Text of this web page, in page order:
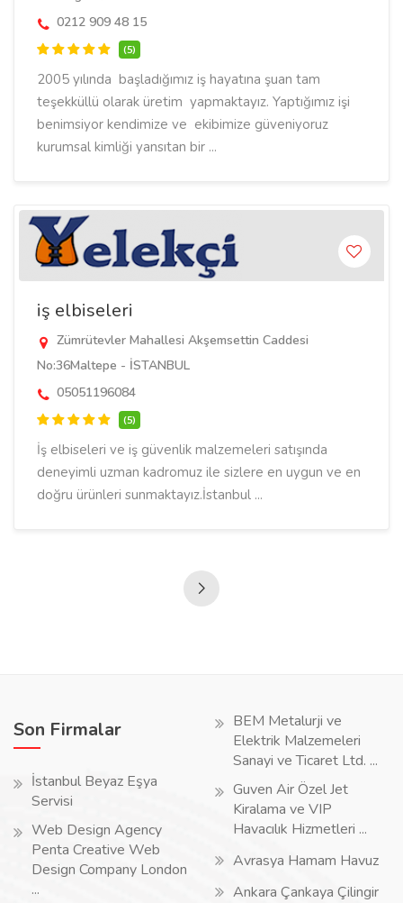
0212 909 48 15
(5)
2005 yılında başladığımız iş hayatına şuan tam
teşekküllü olarak üretim yapmaktayız. Yaptığımız işi
benimsiyor kendimize ve ekibimize güveniyoruz
kurumsal kimliği yansıtan bir ...
iş elbiseleri
Zümrütevler Mahallesi Akşemsettin Caddesi
No:36Maltepe - İSTANBUL
05051196084
(5)
İş elbiseleri ve iş güvenlik malzemeleri satışında
deneyimli uzman kadromuz ile sizlere en uygun ve en
doğru ürünleri sunmaktayız.İstanbul ...
Son Firmalar
İstanbul Beyaz Eşya
Servisi
Web Design Agency
Penta Creative Web
Design Company London
...
BEM Metalurji ve
Elektrik Malzemeleri
Sanayi ve Ticaret Ltd. ...
Guven Air Özel Jet
Kiralama ve VIP
Havacılık Hizmetleri ...
Avrasya Hamam Havuz
Ankara Çankaya Çilingir